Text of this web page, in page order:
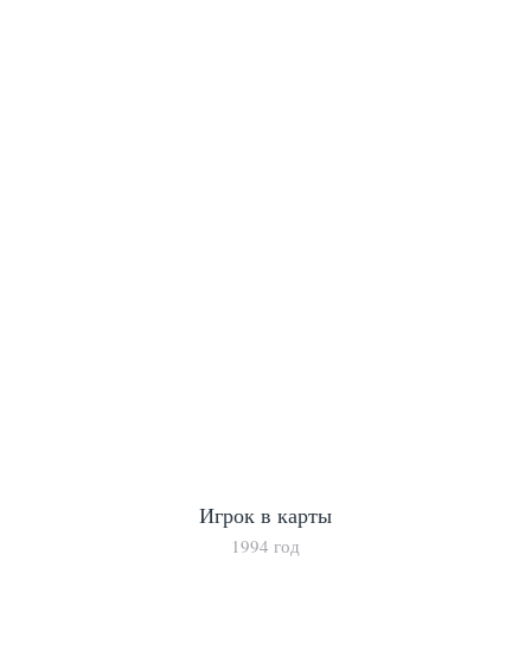
Игрок в карты
1994 год